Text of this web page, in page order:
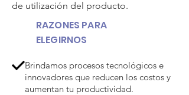
de utilización del producto.
RAZONES PARA
ELEGIRNOS
Brindamos procesos tecnológicos e
innovadores que reducen los costos y
aumentan tu productividad.